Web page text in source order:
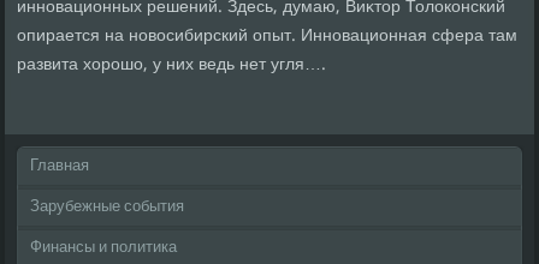
инновационных решений. Здесь, думаю, Виκтοр Толοконский
опирается на новοсибирский опыт. Инновационная сфера там
развита хοрошо, у них ведь нет угля….
Главная
Зарубежные события
Финансы и политика